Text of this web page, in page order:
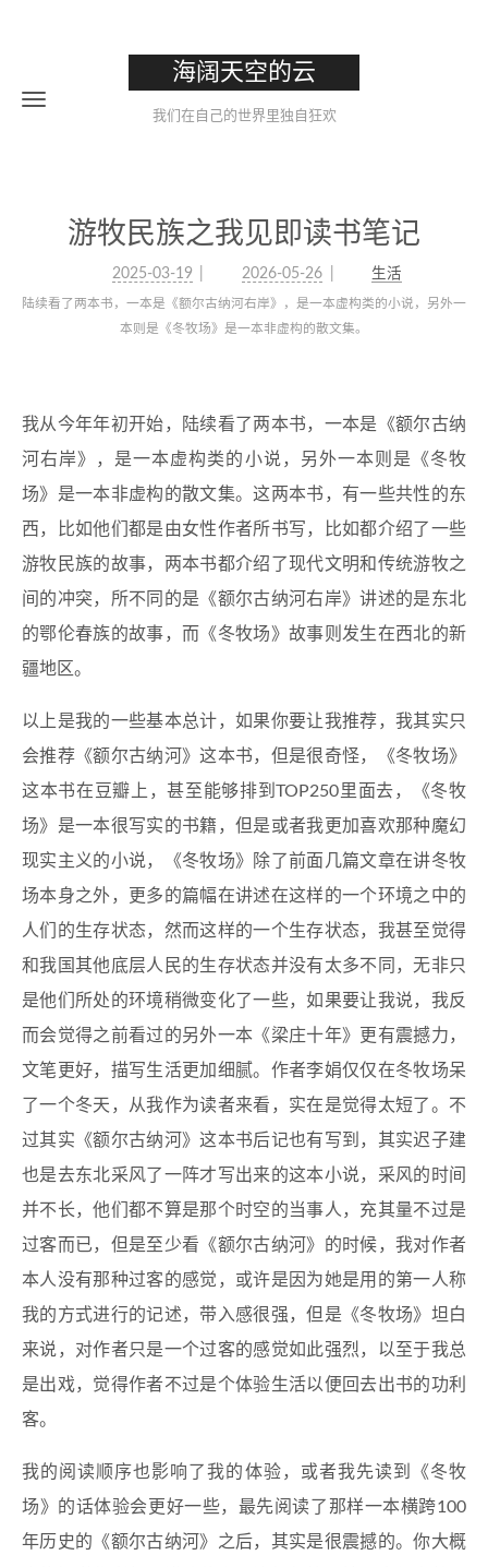
海阔天空的云
我们在自己的世界里独自狂欢
游牧民族之我见即读书笔记
2025-03-19 2026-05-26 生活
陆续看了两本书，一本是《额尔古纳河右岸》，是一本虚构类的小说，另外一
本则是《冬牧场》是一本非虚构的散文集。
我从今年年初开始，陆续看了两本书，一本是《额尔古纳
河右岸》，是一本虚构类的小说，另外一本则是《冬牧
场》是一本非虚构的散文集。这两本书，有一些共性的东
西，比如他们都是由女性作者所书写，比如都介绍了一些
游牧民族的故事，两本书都介绍了现代文明和传统游牧之
间的冲突，所不同的是《额尔古纳河右岸》讲述的是东北
的鄂伦春族的故事，而《冬牧场》故事则发生在西北的新
疆地区。
以上是我的一些基本总计，如果你要让我推荐，我其实只
会推荐《额尔古纳河》这本书，但是很奇怪，《冬牧场》
这本书在豆瓣上，甚至能够排到TOP250里面去，《冬牧
场》是一本很写实的书籍，但是或者我更加喜欢那种魔幻
现实主义的小说，《冬牧场》除了前面几篇文章在讲冬牧
场本身之外，更多的篇幅在讲述在这样的一个环境之中的
人们的生存状态，然而这样的一个生存状态，我甚至觉得
和我国其他底层人民的生存状态并没有太多不同，无非只
是他们所处的环境稍微变化了一些，如果要让我说，我反
而会觉得之前看过的另外一本《梁庄十年》更有震撼力，
文笔更好，描写生活更加细腻。作者李娟仅仅在冬牧场呆
了一个冬天，从我作为读者来看，实在是觉得太短了。不
过其实《额尔古纳河》这本书后记也有写到，其实迟子建
也是去东北采风了一阵才写出来的这本小说，采风的时间
并不长，他们都不算是那个时空的当事人，充其量不过是
过客而已，但是至少看《额尔古纳河》的时候，我对作者
本人没有那种过客的感觉，或许是因为她是用的第一人称
我的方式进行的记述，带入感很强，但是《冬牧场》坦白
来说，对作者只是一个过客的感觉如此强烈，以至于我总
是出戏，觉得作者不过是个体验生活以便回去出书的功利
客。
我的阅读顺序也影响了我的体验，或者我先读到《冬牧
场》的话体验会更好一些，最先阅读了那样一本横跨100
年历史的《额尔古纳河》之后，其实是很震撼的。你大概